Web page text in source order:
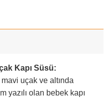
Kapı Süsü:
uçak ve altında
yazılı olan bebek kapı